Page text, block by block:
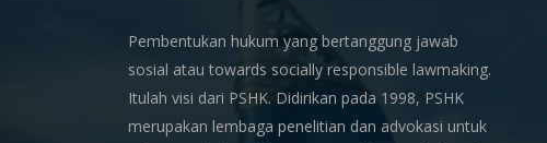
Pembentukan hukum yang bertanggung jawab
sosial atau towards socially responsible lawmaking.
Itulah visi dari PSHK. Didirikan pada 1998, PSHK
merupakan lembaga penelitian dan advokasi untuk